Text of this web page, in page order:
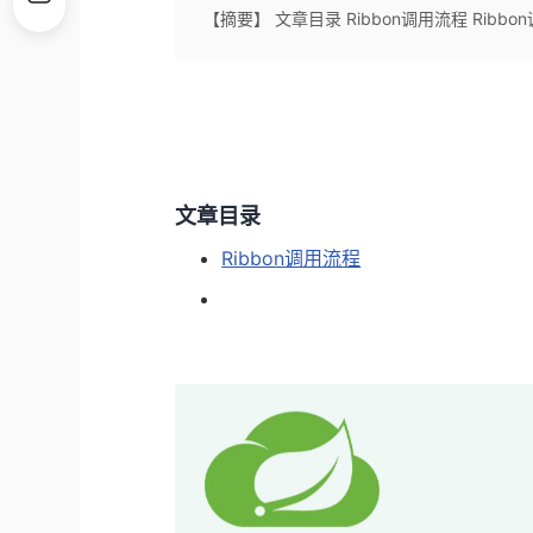
【摘要】 文章目录 Ribbon调用流程 Ribbon
文章目录
Ribbon调用流程